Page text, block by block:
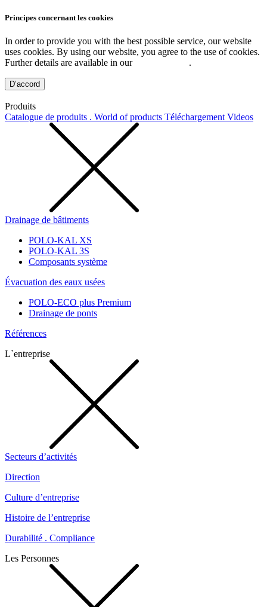
Principes concernant les cookies
In order to provide you with the best possible service, our website
uses cookies. By using our website, you agree to the use of cookies.
Further details are available in our
.
D’accord
Produits
Catalogue de produits . World of products Téléchargement Videos
Drainage de bâtiments
POLO-KAL XS
POLO-KAL 3S
Composants système
Évacuation des eaux usées
POLO-ECO plus Premium
Drainage de ponts
Références
L`entreprise
Secteurs d’activités
Direction
Culture d’entreprise
Histoire de l’entreprise
Durabilité . Compliance
Les Personnes